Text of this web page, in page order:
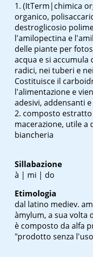
(ItTerm|chimica
organico,
destroglicosio
l'amilopectina e
delle piante per
acqua e si accumula
radici, nei tuberi e
Costituisce il
l'alimentazione e
adesivi, addensanti
composto
macerazione, utile a
biancheria
Sillabazione
à | mi | do
Etimologia
dal latino mediev.
àmylum, a sua volta
è composto da alfa
"prodotto senza